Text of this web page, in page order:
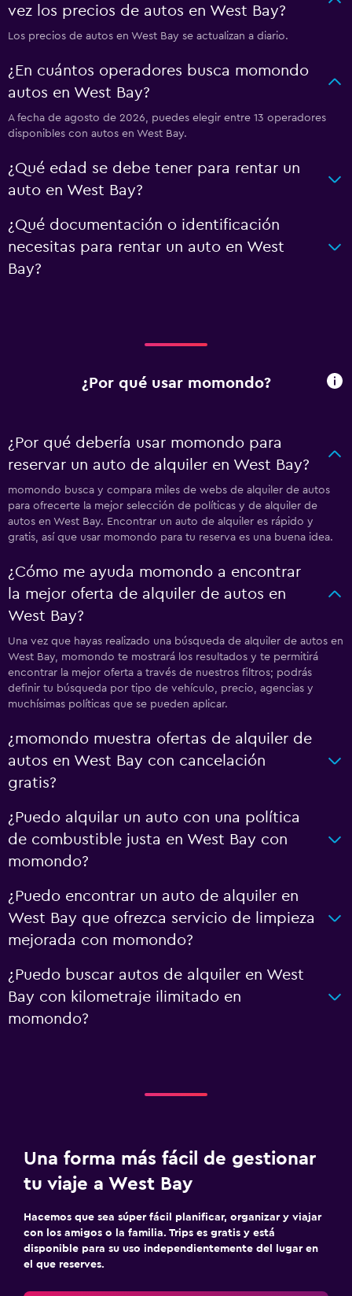
vez los precios de autos en West Bay?
Los precios de autos en West Bay se actualizan a diario.
¿En cuántos operadores busca momondo
autos en West Bay?
A fecha de agosto de 2026, puedes elegir entre 13 operadores
disponibles con autos en West Bay.
¿Qué edad se debe tener para rentar un
auto en West Bay?
¿Qué documentación o identificación
necesitas para rentar un auto en West
Bay?
¿Por qué usar momondo?
¿Por qué debería usar momondo para
reservar un auto de alquiler en West Bay?
momondo busca y compara miles de webs de alquiler de autos
para ofrecerte la mejor selección de políticas y de alquiler de
autos en West Bay. Encontrar un auto de alquiler es rápido y
gratis, así que usar momondo para tu reserva es una buena idea.
¿Cómo me ayuda momondo a encontrar
la mejor oferta de alquiler de autos en
West Bay?
Una vez que hayas realizado una búsqueda de alquiler de autos en
West Bay, momondo te mostrará los resultados y te permitirá
encontrar la mejor oferta a través de nuestros filtros; podrás
definir tu búsqueda por tipo de vehículo, precio, agencias y
muchísimas políticas que se pueden aplicar.
¿momondo muestra ofertas de alquiler de
autos en West Bay con cancelación
gratis?
¿Puedo alquilar un auto con una política
de combustible justa en West Bay con
momondo?
¿Puedo encontrar un auto de alquiler en
West Bay que ofrezca servicio de limpieza
mejorada con momondo?
¿Puedo buscar autos de alquiler en West
Bay con kilometraje ilimitado en
momondo?
Una forma más fácil de gestionar
tu viaje a West Bay
Hacemos que sea súper fácil planificar, organizar y viajar
con los amigos o la familia. Trips es gratis y está
disponible para su uso independientemente del lugar en
el que reserves.